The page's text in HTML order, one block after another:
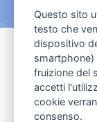
Questo sito
testo che
dispositivo
smartphone)
fruizione del
accetti
cookie
consenso.